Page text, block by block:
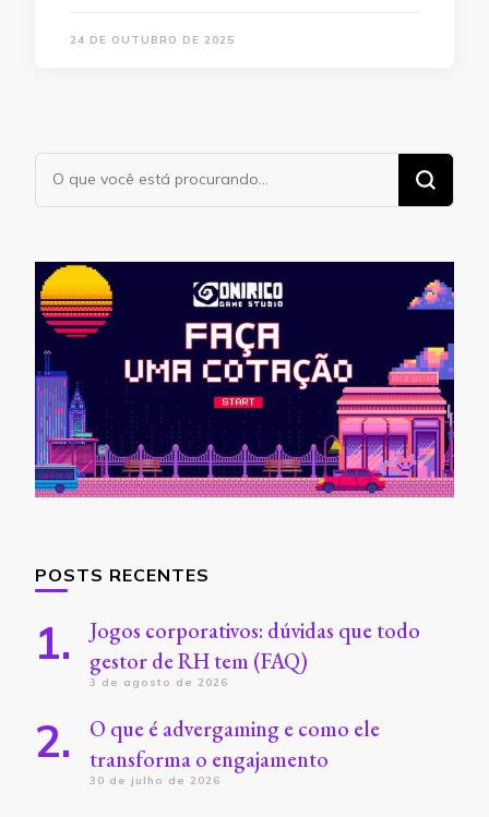
24 DE OUTUBRO DE 2025
Procurando
algo?
POSTS RECENTES
Jogos corporativos: dúvidas que todo
gestor de RH tem (FAQ)
3 de agosto de 2026
O que é advergaming e como ele
transforma o engajamento
30 de julho de 2026